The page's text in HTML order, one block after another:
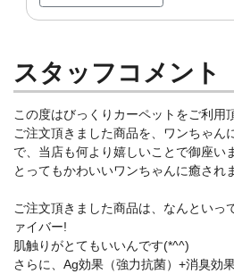
スタッフコメント
この度はびっくりカーペットをご利用
ご注文頂きました商品を、ワンちゃん
で、当店も何より嬉しいことで御座い
とってもかわいいワンちゃんに癒さ
ご注文頂きました商品は、なんといっ
ァイバー!
肌触りがとてもいいんです(*^^)
さらに、Ag効果（強力抗菌）+消臭効